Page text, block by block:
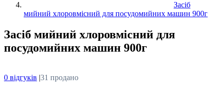
Засіб
мийний хлоровмісний для посудомийних машин 900г
Засіб мийний хлоровмісний для
посудомийних машин 900г
0 відгуків |31 продано